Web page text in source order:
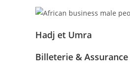
Hadj et Umra
Billeterie &